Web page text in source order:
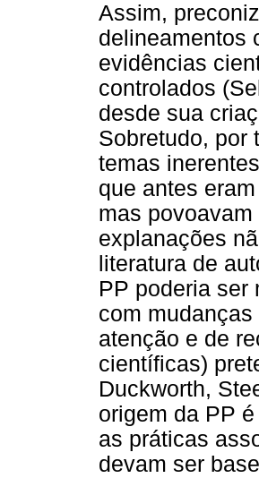
Assim,
delineamentos
evidências
controlados
desde sua
Sobretudo, por
temas
que antes
mas
explanações
literatura de
PP poderia ser
com
atenção e de
científicas)
Duckworth,
origem da PP
as práticas
devam ser